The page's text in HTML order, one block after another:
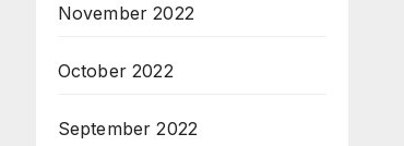
November 2022
October 2022
September 2022